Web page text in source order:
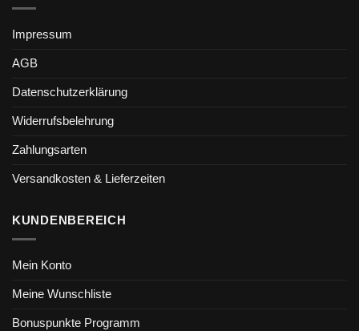
Impressum
AGB
Datenschutzerklärung
Widerrufsbelehrung
Zahlungsarten
Versandkosten & Lieferzeiten
KUNDENBEREICH
Mein Konto
Meine Wunschliste
Bonuspunkte Programm